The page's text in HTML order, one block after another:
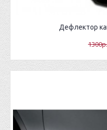
Дефлектор
1300р.